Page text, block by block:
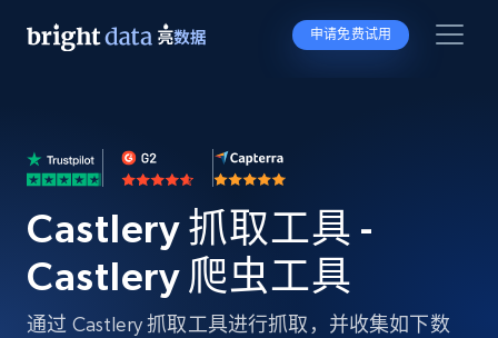
申请免费试用
Castlery 抓取工具 -
Castlery 爬虫工具
通过 Castlery 抓取工具进行抓取，并收集如下数